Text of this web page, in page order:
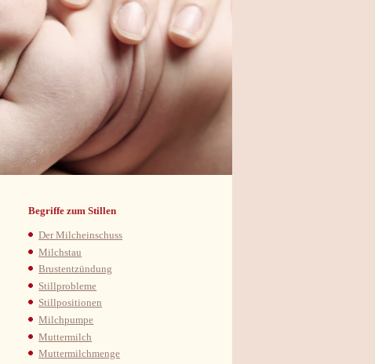
Begriffe zum Stillen
Der Milcheinschuss
Milchstau
Brustentzündung
Stillprobleme
Stillpositionen
Milchpumpe
Muttermilch
Muttermilchmenge